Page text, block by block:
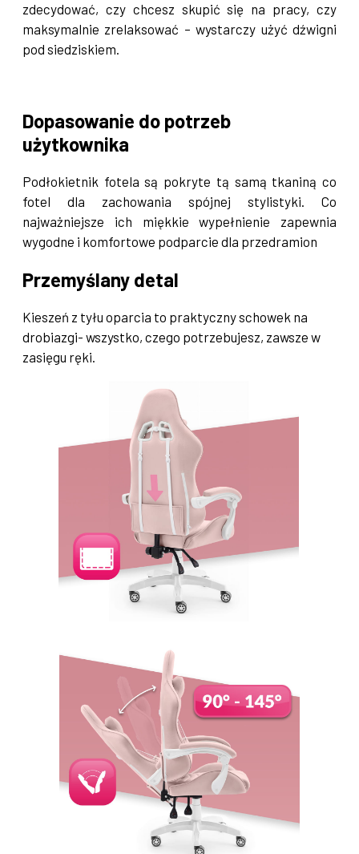
zdecydować, czy chcesz skupić się na pracy, czy
maksymalnie zrelaksować – wystarczy użyć dźwigni
pod siedziskiem.
Dopasowanie do potrzeb
użytkownika
Podłokietnik fotela są pokryte tą samą tkaniną co
fotel dla zachowania spójnej stylistyki. Co
najważniejsze ich miękkie wypełnienie zapewnia
wygodne i komfortowe podparcie dla przedramion
Przemyślany detal
Kieszeń z tyłu oparcia to praktyczny schowek na
drobiazgi- wszystko, czego potrzebujesz, zawsze w
zasięgu ręki.